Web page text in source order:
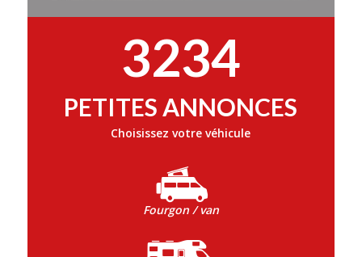
3234
PETITES ANNONCES
Choisissez votre véhicule
Fourgon / van